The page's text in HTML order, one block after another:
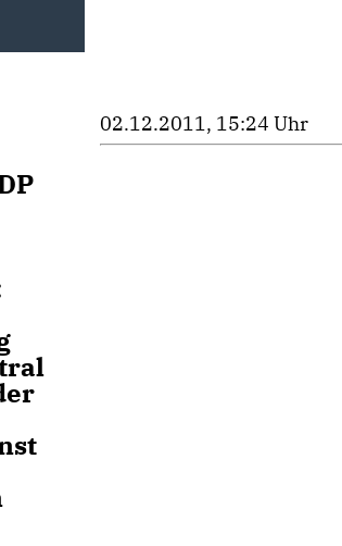
02.12.2011, 15:24 Uhr